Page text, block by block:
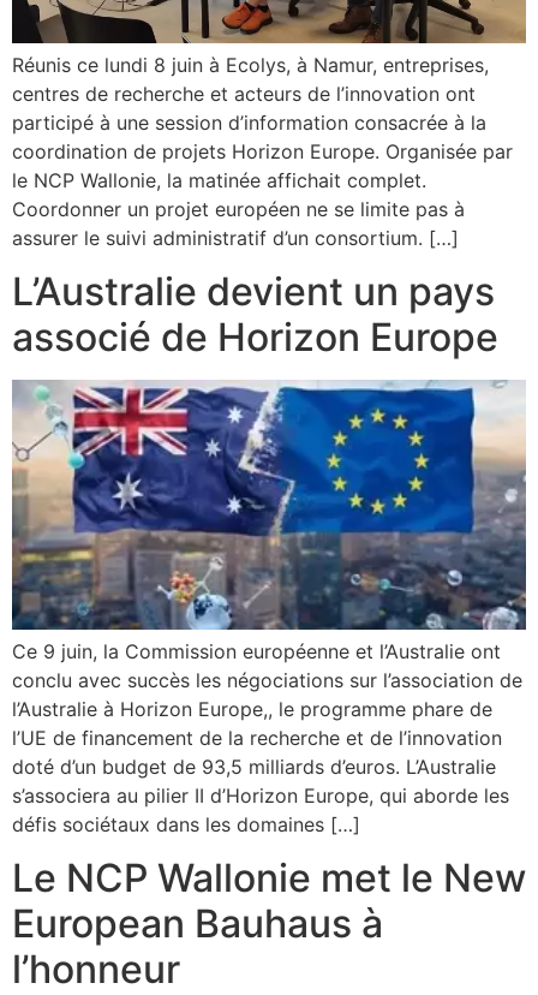
Réunis ce lundi 8 juin à Ecolys, à Namur, entreprises,
centres de recherche et acteurs de l’innovation ont
participé à une session d’information consacrée à la
coordination de projets Horizon Europe. Organisée par
le NCP Wallonie, la matinée affichait complet.
Coordonner un projet européen ne se limite pas à
assurer le suivi administratif d’un consortium. […]
L’Australie devient un pays
associé de Horizon Europe
Ce 9 juin, la Commission européenne et l’Australie ont
conclu avec succès les négociations sur l’association de
l’Australie à Horizon Europe,, le programme phare de
l’UE de financement de la recherche et de l’innovation
doté d’un budget de 93,5 milliards d’euros. L’Australie
s’associera au pilier II d’Horizon Europe, qui aborde les
défis sociétaux dans les domaines […]
Le NCP Wallonie met le New
European Bauhaus à
l’honneur